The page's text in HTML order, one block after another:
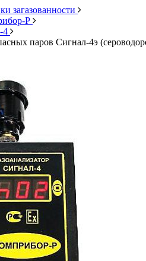
загазованности
Р
4
паров Сигнал-4э